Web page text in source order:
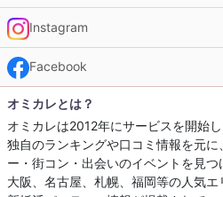
Instagram
Facebook
オミカレとは？
オミカレは2012年にサービスを開始
独自のランキングや口コミ情報を元に
ー・街コン・出会いのイベントを見
大阪、名古屋、札幌、福岡等の人気